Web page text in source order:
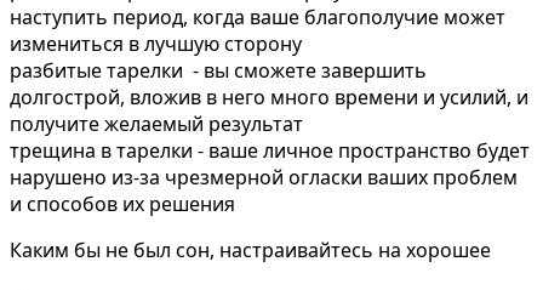
наступить период, когда ваше благополучие может
измениться в лучшую сторону
разбитые тарелки - вы сможете завершить
долгострой, вложив в него много времени и усилий, и
получите желаемый результат
трещина в тарелки - ваше личное пространство будет
нарушено из-за чрезмерной огласки ваших проблем
и способов их решения
Каким бы не был сон, настраивайтесь на хорошее